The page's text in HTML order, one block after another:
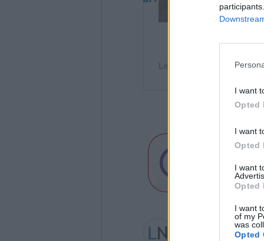
I want
Opted
I want
Opted
I want
Opted
I want
of my
was
Opted